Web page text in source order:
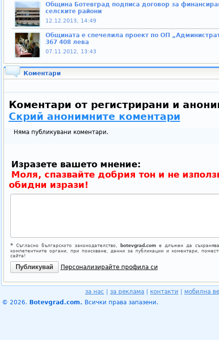
Община Ботевград подписа договор за
селските райони
12.12.2013, 14:49
Общината е спечелила проект по ОП
367 408 лева
07.11.2012, 13:43
Коментари
Коментари от регистрирани и
Скрий анонимните коментари
Няма публикувани коментари.
Изразете вашето мнение:
Моля, спазвайте добрия тон и не
обидни изрази!
*Съгласно българското законодателство, botevgrad.comе длъжен да
компетентните органи, при поискване, данни за публикации и коментари,
сайта!
Персонализирайте профила си
за нас за реклама контакти
мобилна
© 2026. Botevgrad.com. Всички права запазени.